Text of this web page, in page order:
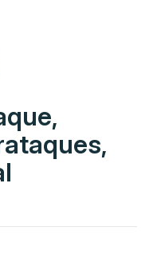
,
,